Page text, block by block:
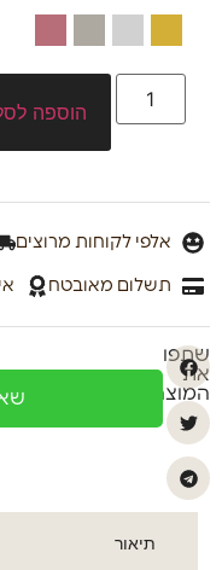
הוספה
אלפי לקוחות מרוצים
תשלום מאובטח
שתפו
את
המוצר
תיאור